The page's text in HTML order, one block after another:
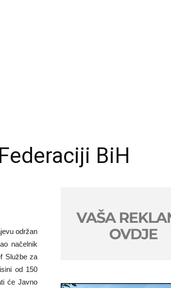
BiH
održan
načelnik
Službe za
od 150
će Javno